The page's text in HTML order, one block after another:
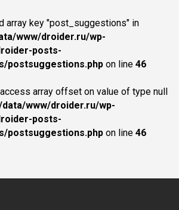
array key "post_suggestions" in
www/droider.ru/wp-
posts-
postsuggestions.php on line 46
array offset on value of type null
www/droider.ru/wp-
posts-
postsuggestions.php on line 46